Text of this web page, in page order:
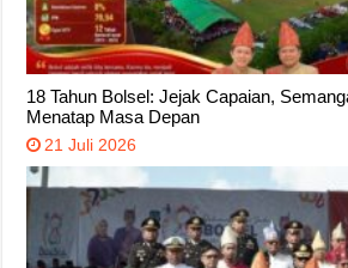
18 Tahun Bolsel: Jejak Capaian,
Menatap Masa Depan
21 Juli 2026